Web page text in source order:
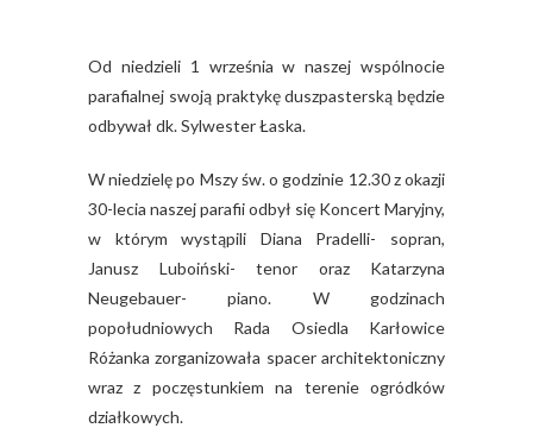
Od niedzieli 1 września w naszej wspólnocie
parafialnej swoją praktykę duszpasterską będzie
odbywał dk. Sylwester Łaska.
W niedzielę po Mszy św. o godzinie 12.30 z okazji
30-lecia naszej parafii odbył się Koncert Maryjny,
w którym wystąpili Diana Pradelli- sopran,
Janusz Luboiński- tenor oraz Katarzyna
Neugebauer- piano. W godzinach
popołudniowych Rada Osiedla Karłowice
Różanka zorganizowała spacer architektoniczny
wraz z poczęstunkiem na terenie ogródków
działkowych.